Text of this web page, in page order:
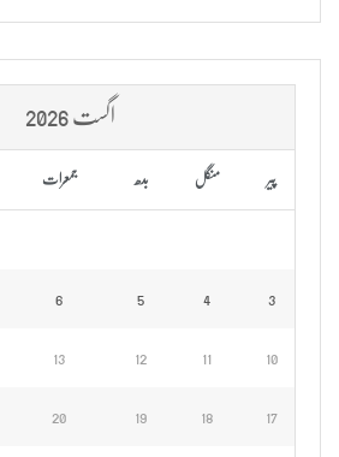
اگست 2026
پیر منگل بدھ جمعرات
3
4
5
6
10
11
12
13
17
18
19
20